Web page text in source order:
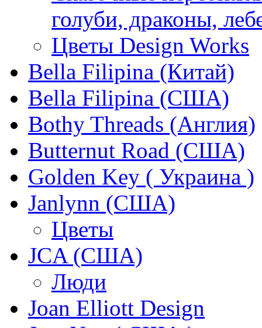
голуби, драконы,
Цветы Design Works
Bella Filipina (Китай)
Bella Filipina (США)
Bothy Threads (Англия)
Butternut Road (США)
Golden Key ( Украина )
Janlynn (США)
Цветы
JCA (США)
Люди
Joan Elliott Design